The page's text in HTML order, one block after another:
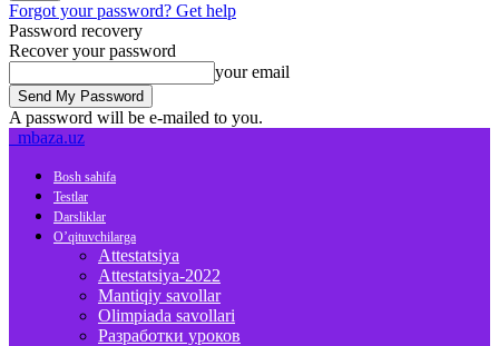
Forgot your password? Get help
Password recovery
Recover your password
your email
A password will be e-mailed to you.
mbaza.uz
Bosh sahifa
Testlar
Darsliklar
O’qituvchilarga
Attestatsiya
Attestatsiya-2022
Mantiqiy savollar
Olimpiada savollari
Разработки уроков